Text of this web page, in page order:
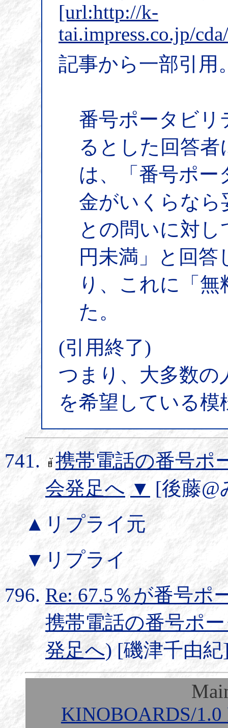
[url:http://k-
tai.impress.co.jp/
記事から一部引用
番号ポータビリ
るとした回答
は、「番号ポー
金がいくらなら
との問いに対し
円未満」と回答
り、これに「無
た。
(引用終了)
つまり、大多数の
を希望している模
携帯電話の番号ポ
会発足へ ▼ [後藤@
▲リプライ元
▼リプライ
Re: 67.5％が番号ポ
携帯電話の番号ポ
発足へ) [磯津千由紀
KINOBOARDS/1.0